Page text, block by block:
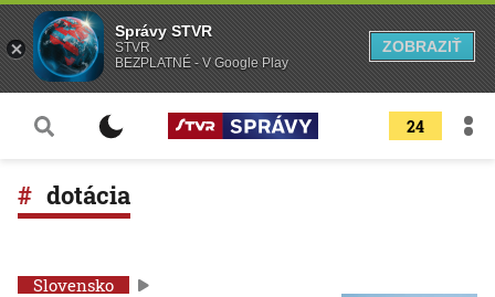
24
dotácia
Slovensko
Správy STVR
STVR
BEZPLATNÉ - V Google Play
ZOBRAZIŤ